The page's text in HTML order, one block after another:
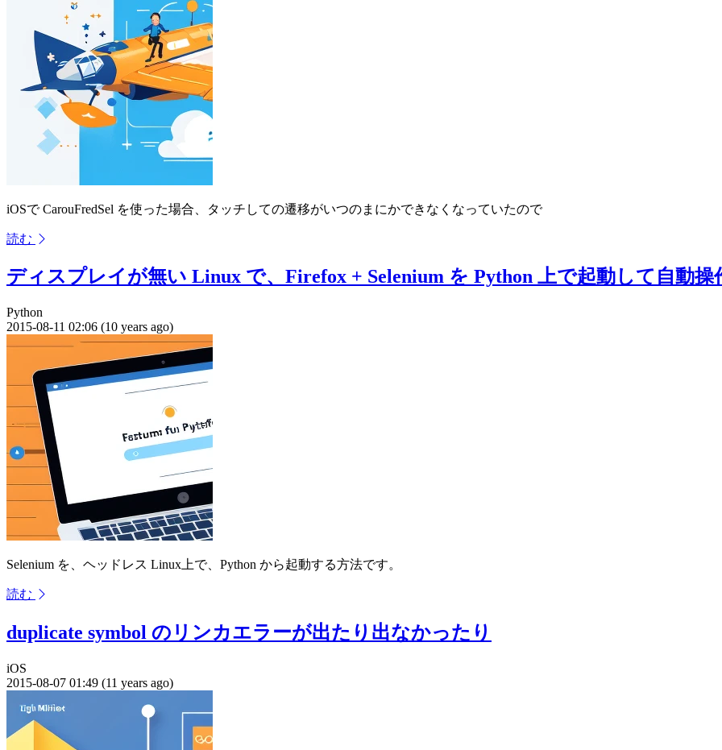
iOSで CarouFredSel を使った場合、タッチしての遷移がいつのまにかできなくなっていたので
読む
ディスプレイが無い Linux で、Firefox + Selenium を Python 上で起動して自動操
Python
2015-08-11 02:06 (10 years ago)
Selenium を、ヘッドレス Linux上で、Python から起動する方法です。
読む
duplicate symbol のリンカエラーが出たり出なかったり
iOS
2015-08-07 01:49 (11 years ago)